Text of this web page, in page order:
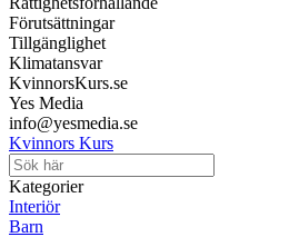
Förutsättningar
Tillgänglighet
Klimatansvar
KvinnorsKurs.se
Yes Media
info@yesmedia.se
Kvinnors Kurs
Kategorier
Interiör
Barn